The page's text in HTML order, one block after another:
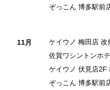
ぞっこん 博多駅前
11月
ケイウノ 梅田店 改
佐賀ワシントンホ
ケイウノ 伏見店2F
ぞっこん 博多駅前